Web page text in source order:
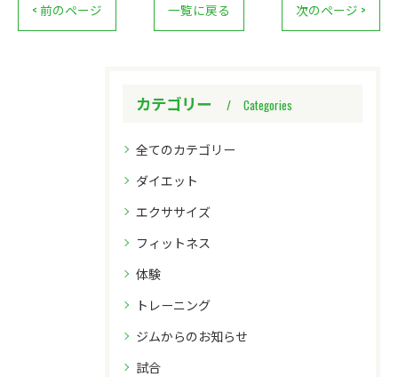
< 前のページ 一覧に戻る 次のページ >
カテゴリー Categories
全てのカテゴリー
ダイエット
エクササイズ
フィットネス
体験
トレーニング
ジムからのお知らせ
試合